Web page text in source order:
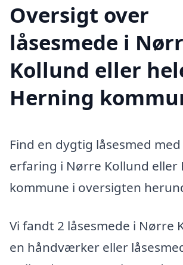
Oversigt over
låsesmede i
Kollund eller
Herning
Find en dygtig låsesmed
erfaring i Nørre Kollund eller
kommune i oversigten
Vi fandt 2 låsesmede i Nørre
en håndværker eller